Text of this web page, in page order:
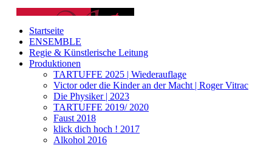
Startseite
ENSEMBLE
Regie & Künstlerische Leitung
Produktionen
TARTUFFE 2025 | Wiederauflage
Victor oder die Kinder an der Macht | Roger Vitrac
Die Physiker | 2023
TARTUFFE 2019/ 2020
Faust 2018
klick dich hoch ! 2017
Alkohol 2016